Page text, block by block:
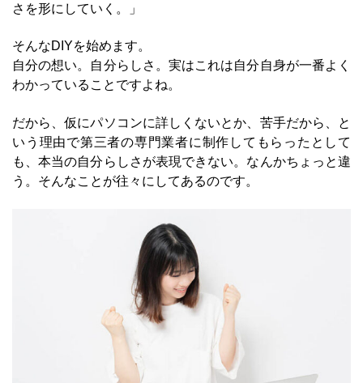
さを形にしていく。」
そんなDIYを始めます。
自分の想い。自分らしさ。実はこれは自分自身が一番よく
わかっていることですよね。
だから、仮にパソコンに詳しくないとか、苦手だから、と
いう理由で第三者の専門業者に制作してもらったとして
も、本当の自分らしさが表現できない。なんかちょっと違
う。そんなことが往々にしてあるのです。